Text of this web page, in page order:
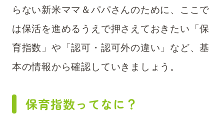
らない新米ママ＆パパさんのために、
ここで
は保活を進めるうえで押さえておきたい「保
育指数」や「認可・認可外の違い」など、基
本の情報から確認していきましょう。
保育指数ってなに？